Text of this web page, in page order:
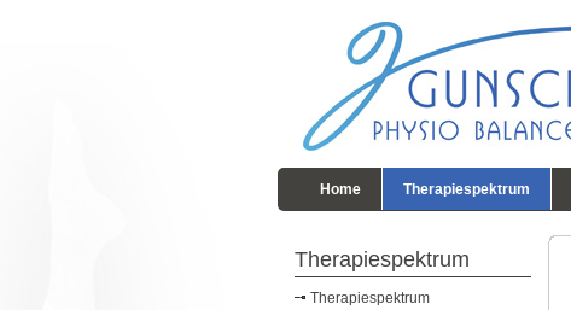
Home Therapiespektrum
Therapiespektrum
Therapiespektrum